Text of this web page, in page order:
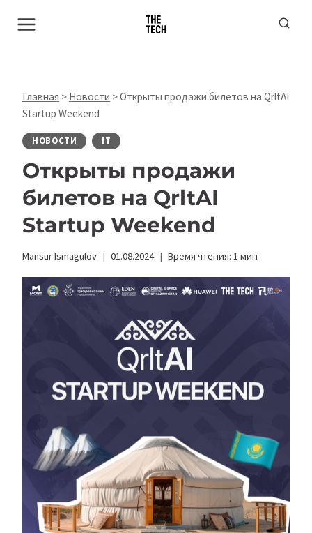
Главная > Новости >Открыты продажи билетов на QrltAI
Startup Weekend
НОВОСТИ IT
Открыты продажи
билетов на QrltAI
Startup Weekend
Mansur Ismagulov 01.08.2024 Время чтения: 1 мин